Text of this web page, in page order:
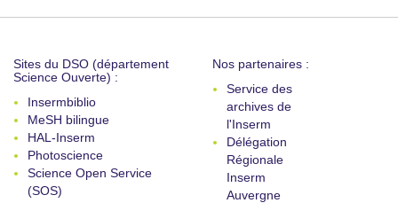
Sites du DSO (département
Science Ouverte) :
Insermbiblio
MeSH bilingue
HAL-Inserm
Photoscience
Science Open Service
(SOS)
Nos partenaires :
Service des
archives de
l'Inserm
Délégation
Régionale
Inserm
Auvergne